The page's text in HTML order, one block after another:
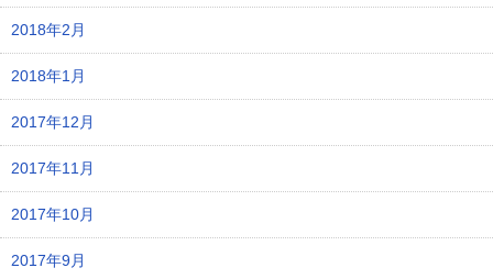
2018年2月
2018年1月
2017年12月
2017年11月
2017年10月
2017年9月